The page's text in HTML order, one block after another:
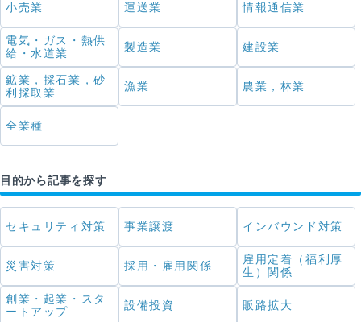
小売業 運送業 情報通信業
電気・ガス・熱供
給・水道業
製造業 建設業
鉱業，採石業，砂
利採取業
漁業 農業，林業
全業種
目的から記事を探す
セキュリティ対策 事業譲渡 インバウンド対策
災害対策 採用・雇用関係
雇用定着（福利厚
生）関係
創業・起業・スタ
ートアップ
設備投資 販路拡大